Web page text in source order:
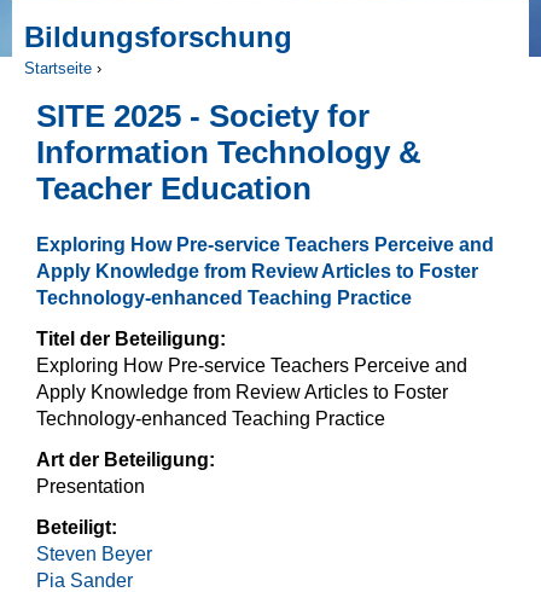
Bildungsforschung
Sie sind hier
Startseite ›
SITE 2025 - Society for
Information Technology &
Teacher Education
Exploring How Pre-service Teachers Perceive and
Apply Knowledge from Review Articles to Foster
Technology-enhanced Teaching Practice
Titel der Beteiligung:
Exploring How Pre-service Teachers Perceive and
Apply Knowledge from Review Articles to Foster
Technology-enhanced Teaching Practice
Art der Beteiligung:
Presentation
Beteiligt:
Steven Beyer
Pia Sander